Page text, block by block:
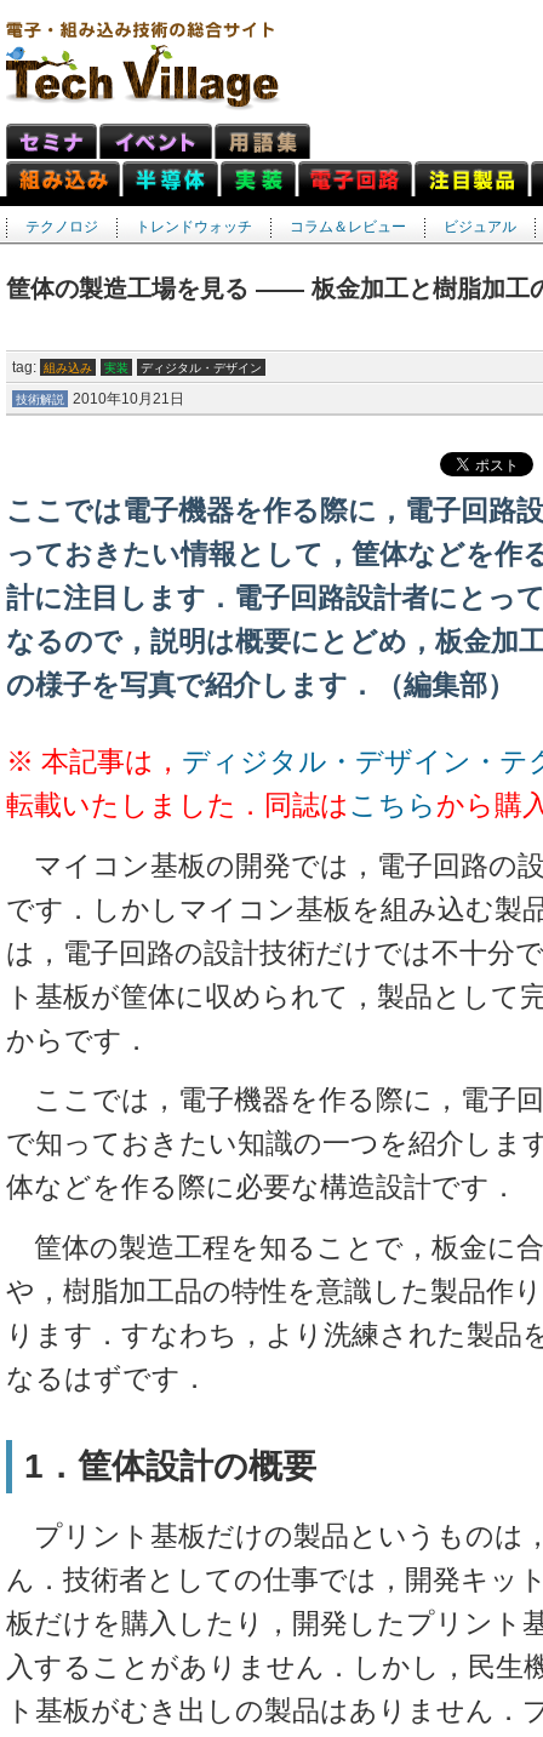
テクノロジ トレンドウォッチ コラム＆レビュー ビジュアル
筐体の製造工場を見る ―― 板金加工と樹脂加工
tag: 組み込み 実装 ディジタル・デザイン
技術解説 2010年10月21日
ここでは電子機器を作る際に，電子回路
っておきたい情報として，筐体などを作
計に注目します．電子回路設計者にとっ
なるので，説明は概要にとどめ，板金加
の様子を写真で紹介します．（編集部）
※ 本記事は， ディジタル・デザイン・テ
転載いたしました．同誌は こちら から購
マイコン基板の開発では，電子回路の
です．しかしマイコン基板を組み込む製
は，電子回路の設計技術だけでは不十分
ト基板が筐体に収められて，製品として
からです．
ここでは，電子機器を作る際に，電子
で知っておきたい知識の一つを紹介しま
体などを作る際に必要な構造設計です．
筐体の製造工程を知ることで，板金に
や，樹脂加工品の特性を意識した製品作
ります．すなわち，より洗練された製品
なるはずです．
1．筐体設計の概要
プリント基板だけの製品というものは
ん．技術者としての仕事では，開発キッ
板だけを購入したり，開発したプリント
入することがありません．しかし，民生
ト基板がむき出しの製品はありません．